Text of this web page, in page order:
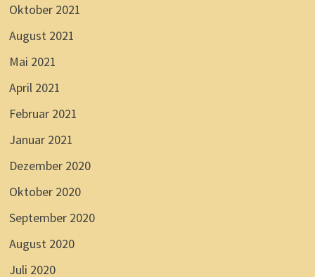
Oktober 2021
August 2021
Mai 2021
April 2021
Februar 2021
Januar 2021
Dezember 2020
Oktober 2020
September 2020
August 2020
Juli 2020